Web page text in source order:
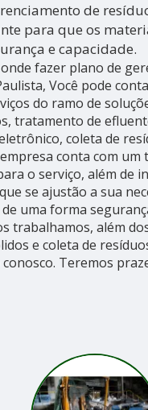
de
para que os
e capacidade.
fazer plano de
Você pode
do ramo de
tratamento de
coleta de
conta com um
o serviço, além de
se ajustão a sua
uma forma
trabalhamos, além
e coleta de
Teremos